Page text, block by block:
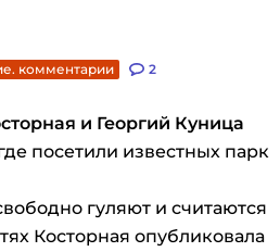
комментарии 2
и Георгий Куница
посетили известных парк
гуляют и считаются
Косторная опубликовала